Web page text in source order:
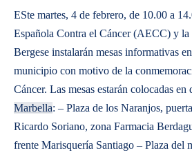
ESte martes, 4 de febrero, de 10.00 a
Española Contra el Cáncer (AECC) y
Bergese instalarán mesas informativas
municipio con motivo de la
Cáncer. Las mesas estarán colocadas
Marbella: – Plaza de los Naranjos,
Ricardo Soriano, zona Farmacia
frente Marisquería Santiago – Plaza del